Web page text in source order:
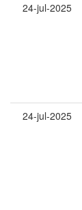
24-jul-2025
24-jul-2025